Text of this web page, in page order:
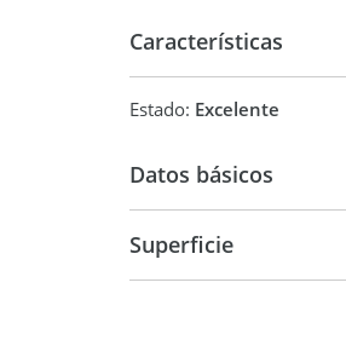
Características
Estado: Excelente
Datos básicos
Superficie